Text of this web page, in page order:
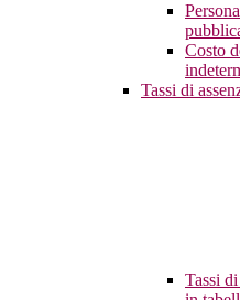
Costo
Tassi di
Tassi